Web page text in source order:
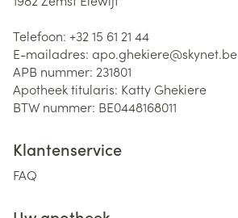
Telefoon: +32 15 61 21 44
E-mailadres: apo.ghekiere@skynet.be
APB nummer: 231801
Apotheek titularis: Katty Ghekiere
BTW nummer: BE0448168011
Klantenservice
FAQ